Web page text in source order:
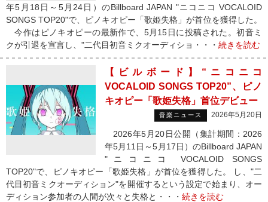
年5月18日～5月24日）のBillboard JAPAN "ニコニコ VOCALOID
SONGS TOP20"で、ピノキオピー「歌姫失格」が首位を獲得した。
今作はピノキオピーの最新作で、5月15日に投稿された。初音ミ
クが引退を宣言し、"二代目初音ミクオーディショ・・・ 続きを読む
【ビルボード】“ニコニコ
VOCALOID SONGS TOP20”、ピノ
キオピー「歌姫失格」首位デビュー
音楽ニュース 2026年5月20日
2026年5月20日公開（集計期間：2026
年5月11日～5月17日）のBillboard JAPAN
"ニコニコ VOCALOID SONGS
TOP20"で、ピノキオピー「歌姫失格」が首位を獲得した。 し、"二
代目初音ミクオーディション"を開催するという設定で始まり、オー
ディション参加者の人間が次々と失格と・・・ 続きを読む